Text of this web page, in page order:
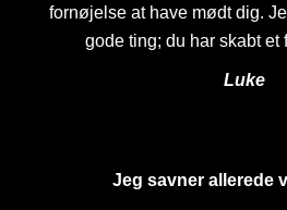
fornøjelse at have mødt dig.
gode ting; du har skabt et
Luke
Jeg savner allerede